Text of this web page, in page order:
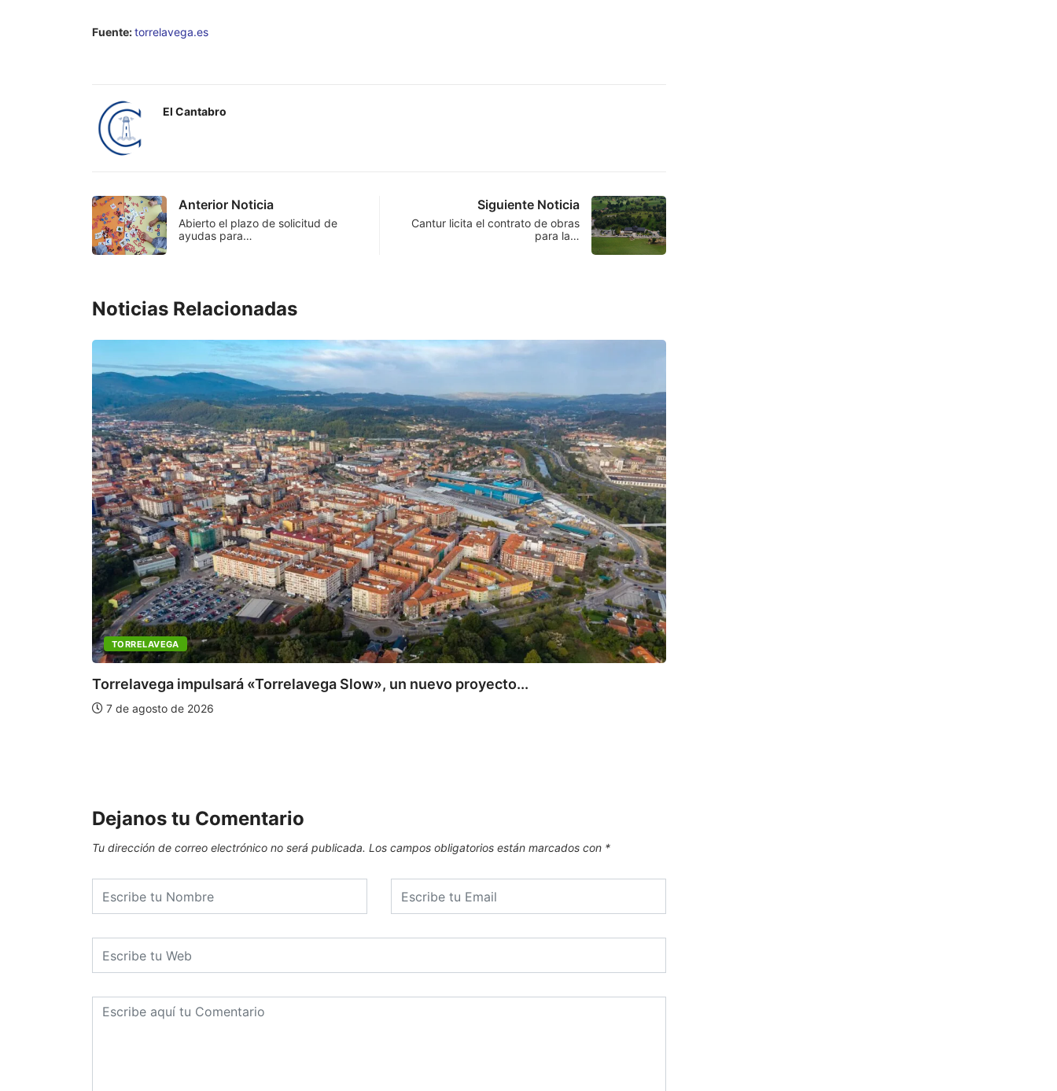
Fuente:torrelavega.es
El Cantabro
Anterior Noticia
Abierto el plazo de solicitud de
ayudas para…
Siguiente Noticia
Cantur licita el contrato de obras
para la…
Noticias Relacionadas
TORRELAVEGA
Torrelavega impulsará «Torrelavega Slow», un nuevo proyecto...
7 de agosto de 2026
Dejanos tu Comentario
Tu dirección de correo electrónico no será publicada. Los campos obligatorios están marcados con *